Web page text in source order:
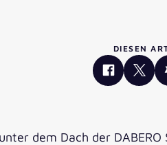
DIESEN
dem Dach der